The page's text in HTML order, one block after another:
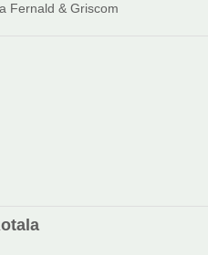
Fernald & Griscom